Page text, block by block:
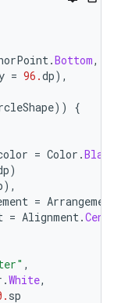
.Bottom,
= 96.dp),
))
{
= Color .
)
),
=
= Alignment .
,
.White,
sp